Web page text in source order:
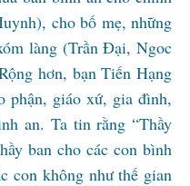
cho bố mẹ, những
làng (Trần Đại, Ngoc
hơn, bạn Tiến Hạng
phận, giáo xứ, gia đình,
an. Ta tin rằng “Thầy
ban cho các con bình
con không như thế gian